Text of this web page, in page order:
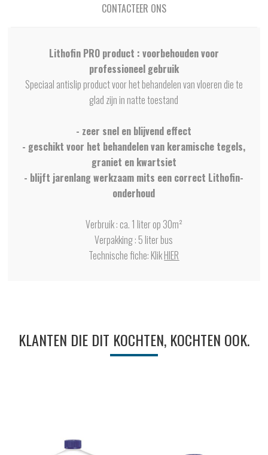
CONTACTEER ONS
Lithofin PRO product : voorbehouden voor
professioneel gebruik
Speciaal antislip product voor het behandelen van vloeren die te
glad zijn in natte toestand
- zeer snel en blijvend effect
- geschikt voor het behandelen van keramische tegels,
graniet en kwartsiet
- blijft jarenlang werkzaam mits een correct Lithofin-
onderhoud
Verbruik : ca. 1 liter op 30m²
Verpakking : 5 liter bus
Technische fiche: KlikHIER
KLANTEN DIE DIT KOCHTEN, KOCHTEN OOK.